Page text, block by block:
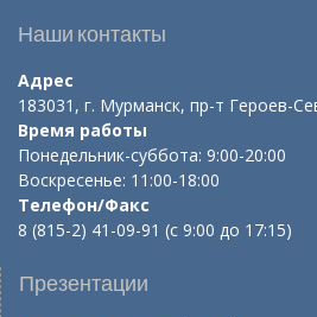
Наши контакты
Адрес
183031, г. Мурманск, пр-т Героев-
Время работы
Понедельник-суббота: 9:00-20:00
Воскресенье: 11:00-18:00
Телефон/Факс
8 (815-2) 41-09-91 (с 9:00 до 17:15)
Презентации